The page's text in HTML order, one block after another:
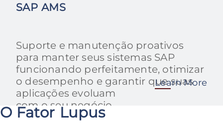
SAP AMS
Suporte e manutenção proativos
para manter seus sistemas SAP
funcionando perfeitamente, otimizar
o desempenho e garantir que suas
aplicações evoluam
com o seu negócio.
Learn More
O Fator Lupus